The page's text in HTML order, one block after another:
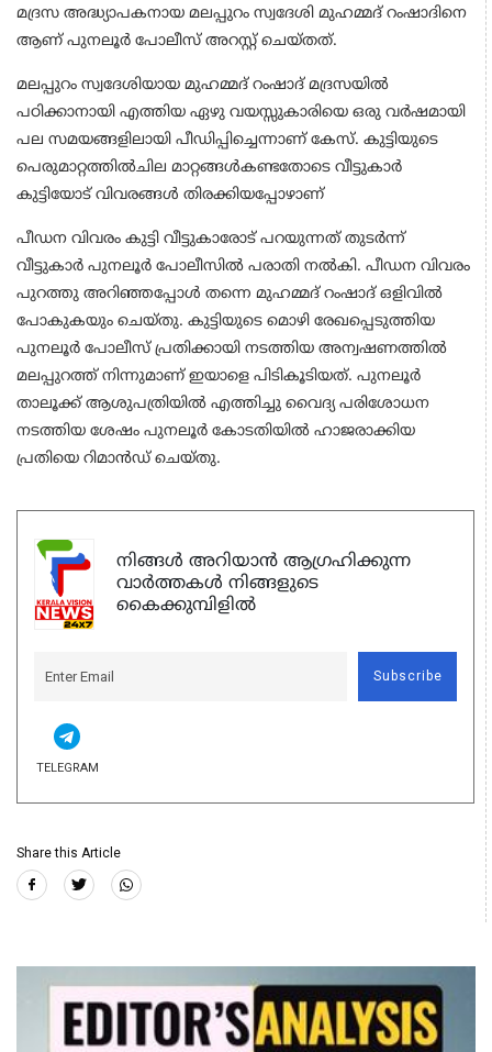
മദ്രസ അദ്ധ്യാപകനായ മലപ്പുറം സ്വദേശി മുഹമ്മദ് റംഷാദിനെ
ആണ് പുനലൂര്‍ പോലീസ് അറസ്റ്റ് ചെയ്തത്.
മലപ്പുറം സ്വദേശിയായ മുഹമ്മദ് റംഷാദ് മദ്രസയില്‍
പഠിക്കാനായി എത്തിയ ഏഴു വയസ്സുകാരിയെ ഒരു വര്‍ഷമായി
പല സമയങ്ങളിലായി പീഡിപ്പിച്ചെന്നാണ് കേസ്. കുട്ടിയുടെ
പെരുമാറ്റത്തില്‍ചില മാറ്റങ്ങള്‍കണ്ടതോടെ വീട്ടുകാര്‍
കുട്ടിയോട് വിവരങ്ങള്‍ തിരക്കിയപ്പോഴാണ്
പീഡന വിവരം കുട്ടി വീട്ടുകാരോട് പറയുന്നത് തുടര്‍ന്ന്
വീട്ടുകാര്‍ പുനലൂര്‍ പോലീസില്‍ പരാതി നല്‍കി. പീഡന വിവരം
പുറത്തു അറിഞ്ഞപ്പോള്‍ തന്നെ മുഹമ്മദ് റംഷാദ് ഒളിവില്‍
പോകുകയും ചെയ്തു. കുട്ടിയുടെ മൊഴി രേഖപ്പെടുത്തിയ
പുനലൂര്‍ പോലീസ് പ്രതിക്കായി നടത്തിയ അന്വഷണത്തില്‍
മലപ്പുറത്ത് നിന്നുമാണ് ഇയാളെ പിടികൂടിയത്. പുനലൂര്‍
താലൂക്ക് ആശുപത്രിയില്‍ എത്തിച്ചു വൈദ്യ പരിശോധന
നടത്തിയ ശേഷം പുനലൂര്‍ കോടതിയില്‍ ഹാജരാക്കിയ
പ്രതിയെ റിമാന്‍ഡ് ചെയ്തു.
നിങ്ങൾ അറിയാൻ ആഗ്രഹിക്കുന്ന
വാർത്തകൾ നിങ്ങളുടെ
കൈക്കുമ്പിളിൽ
Subscribe
TELEGRAM
Share this Article